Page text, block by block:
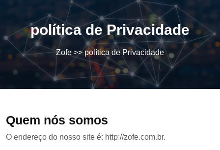
política de Privacidade
Zofe >> política de Privacidade
Quem nós somos
O endereço do nosso site é: http://zofe.com.br.